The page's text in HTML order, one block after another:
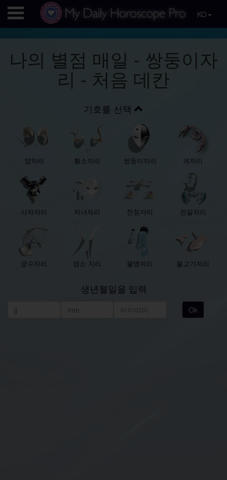
KO
나의 별점 매일 - 쌍둥이자
리 - 처음 데칸
기호를 선택
양자리 황소자리 쌍둥이자리 게자리
사자자리 처녀자리 천칭자리 전갈자리
궁수자리 염소 자리 물병자리 물고기자리
생년월일을 입력
Ok